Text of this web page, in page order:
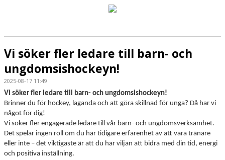
Vi söker fler ledare till barn- och
ungdomsishockeyn!
2025-08-17 11:49
Vi söker fler ledare till barn- och ungdomsishockeyn!
Brinner du för hockey, laganda och att göra skillnad för unga? Då har vi
något för dig!
Vi söker fler engagerade ledare till vår barn- och ungdomsverksamhet.
Det spelar ingen roll om du har tidigare erfarenhet av att vara tränare
eller inte – det viktigaste är att du har viljan att bidra med din tid, energi
och positiva inställning.